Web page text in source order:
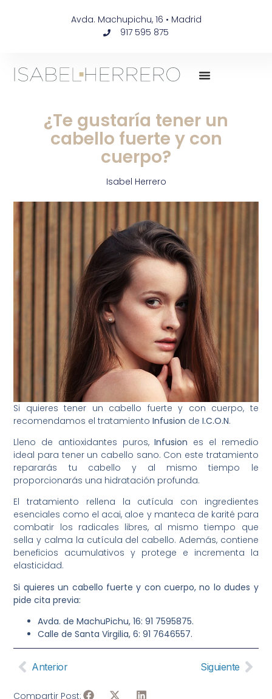
Avda. Machupichu, 16 • Madrid
917 595 875
¿Te gustaría tener un
cabello fuerte y con
cuerpo?
Isabel Herrero
Si quieres tener un cabello fuerte y con cuerpo, te
recomendamos el tratamientoInfusion deI.C.O.N.
Lleno de antioxidantes puros,Infusion es el remedio
ideal para tener un cabello sano. Con este tratamiento
repararás tu cabello y al mismo tiempo le
proporcionarás una hidratación profunda.
El tratamiento rellena la cutícula con ingredientes
esenciales como el acai, aloe y manteca de karité para
combatir los radicales libres, al mismo tiempo que
sella y calma la cutícula del cabello. Además, contiene
beneficios acumulativos y protege e incrementa la
elasticidad.
Si quieres un cabello fuerte y con cuerpo, no lo dudes y
pide cita previa:
Avda. de MachuPichu, 16: 91 7595875.
Calle de Santa Virgilia, 6: 91 7646557.
Anterior Siguiente
Compartir Post: